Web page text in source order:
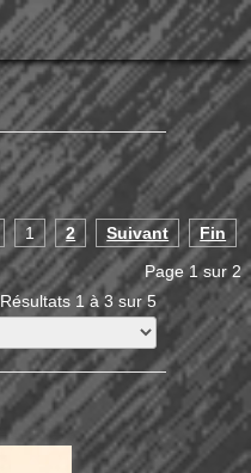
1 2 Suivant
Fin
Page 1 sur 2
Résultats 1 à 3 sur 5